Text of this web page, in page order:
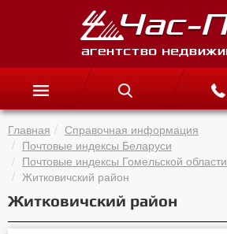
Главная
Справочная информация
Почтовые индексы Беларуси
Почтовые индексы Гомельской области
Житковичский район
Житковичский район